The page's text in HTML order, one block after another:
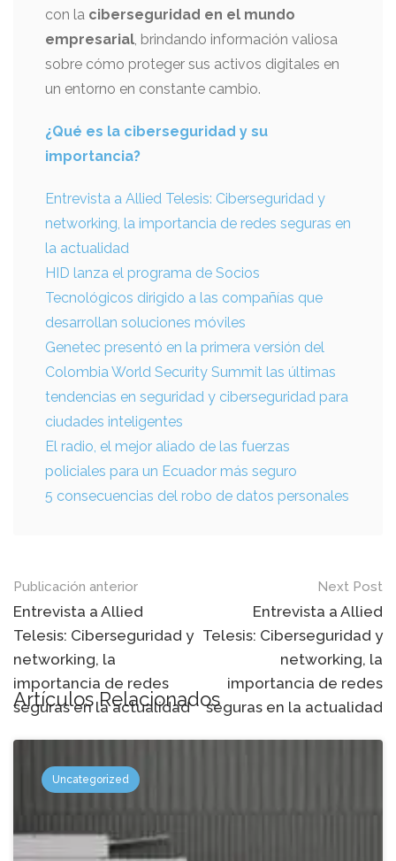
con la ciberseguridad en el mundo
empresarial, brindando información valiosa
sobre cómo proteger sus activos digitales en
un entorno en constante cambio.
¿Qué es la ciberseguridad y su
importancia?
Entrevista a Allied Telesis: Ciberseguridad y
networking, la importancia de redes seguras en
la actualidad
HID lanza el programa de Socios
Tecnológicos dirigido a las compañías que
desarrollan soluciones móviles
Genetec presentó en la primera versión del
Colombia World Security Summit las últimas
tendencias en seguridad y ciberseguridad para
ciudades inteligentes
El radio, el mejor aliado de las fuerzas
policiales para un Ecuador más seguro
5 consecuencias del robo de datos personales
Mensaje
de
navegación
Publicación anterior
Entrevista a Allied
Telesis: Ciberseguridad y
networking, la
importancia de redes
seguras en la actualidad
Next Post
Entrevista a Allied
Telesis: Ciberseguridad y
networking, la
importancia de redes
seguras en la actualidad
Artículos Relacionados
Uncategorized